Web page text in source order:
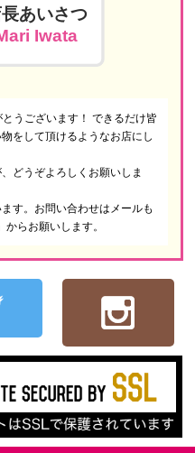
あいさつ
Iwata
うございます！ できるだけ皆
をして頂けるようなお店にし
どうぞよろしくお願いしま
す。お問い合わせはメールも
らお願いします。